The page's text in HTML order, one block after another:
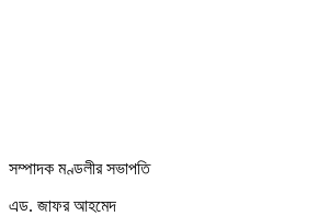
সম্পাদক মণ্ডলীর সভাপতি
এড. জাফর আহমেদ